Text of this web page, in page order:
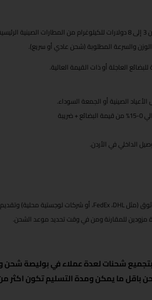
التكلفة تُحسب عادةً بالكيلوغرام، وتتراوح بين 3 إلى 8 دولارات للكيلوغرام من
والسرعة المطلوبة (شحن عادي أو سريع).
الصينية أو الجمعة السوداء.
الداخلي في الأردن.
(مثلDHL، FedEx، أو شركات لوجستية محلية)
للمقارنة ومن في وقت تحديد موعد الشحن.
شحنات لعدة عملاء في بوليصة
باقل ما يمكن ومدة التسليم تكون اكثر